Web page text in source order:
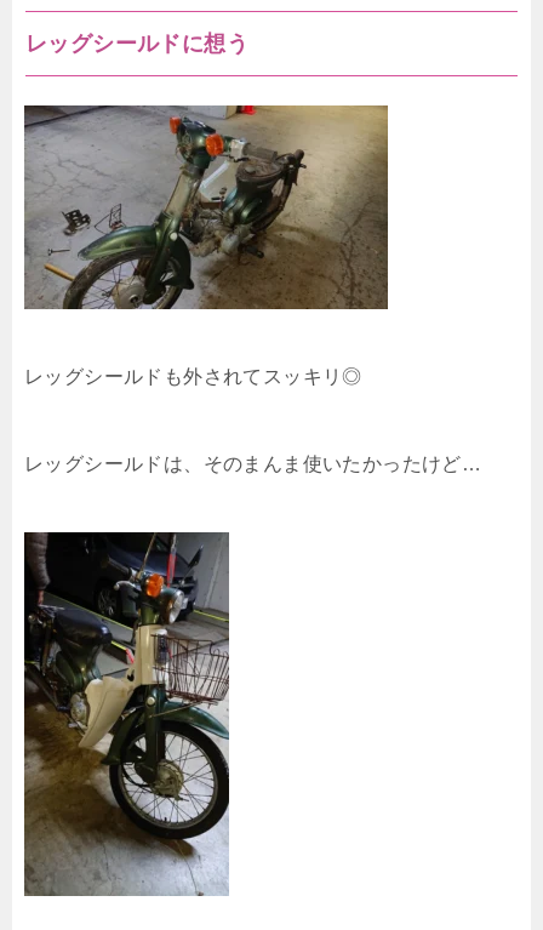
レッグシールドに想う
レッグシールドも外されてスッキリ◎
レッグシールドは、そのまんま使いたかったけど…